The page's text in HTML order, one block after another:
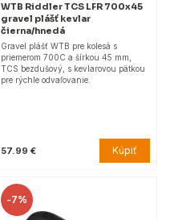
WTB Riddler TCS LFR 700x45
gravel plášť kevlar
čierna/hnedá
Gravel plášť WTB pre kolesá s
priemerom 700C a šírkou 45 mm,
TCS bezdušový, s kevlarovou pätkou
pre rýchle odvaľovanie.
57.99 € Kúpiť
-7%